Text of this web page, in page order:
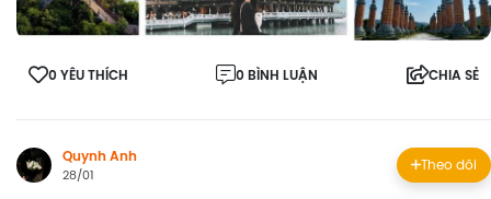
0 YÊU THÍCH 0 BÌNH LUẬN CHIA SẺ
Quynh Anh
28/01
Theo dõi